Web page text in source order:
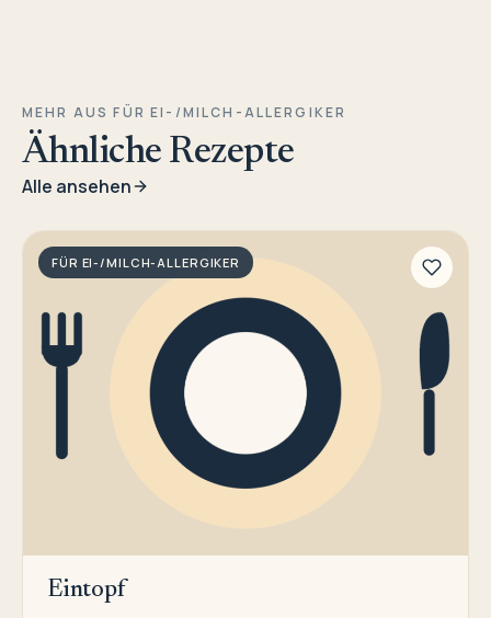
MEHR AUS FÜR EI-/MILCH-ALLERGIKER
Ähnliche Rezepte
Alle ansehen
FÜR EI-/MILCH-ALLERGIKER
Eintopf